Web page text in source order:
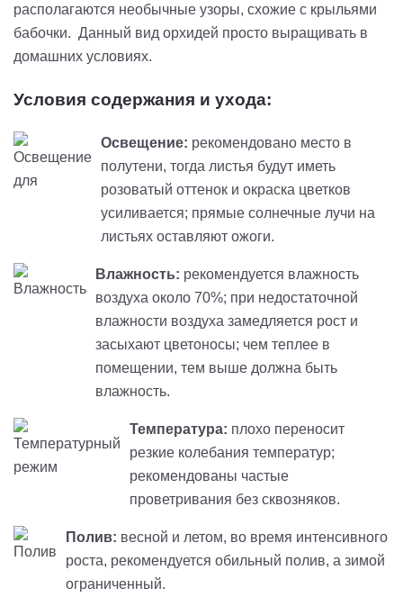
располагаются необычные узоры, схожие с крыльями
бабочки. Данный вид орхидей просто выращивать в
домашних условиях.
Условия содержания и ухода:
Освещение: рекомендовано место в
полутени, тогда листья будут иметь
розоватый оттенок и окраска цветков
усиливается; прямые солнечные лучи на
листьях оставляют ожоги.
Влажность: рекомендуется влажность
воздуха около 70%; при недостаточной
влажности воздуха замедляется рост и
засыхают цветоносы; чем теплее в
помещении, тем выше должна быть
влажность.
Температура: плохо переносит
резкие колебания температур;
рекомендованы частые
проветривания без сквозняков.
Полив: весной и летом, во время интенсивного
роста, рекомендуется обильный полив, а зимой
ограниченный.